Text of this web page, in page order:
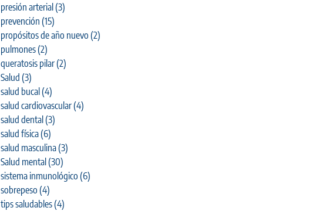
presión arterial(3)
prevención (15)
propósitos de año nuevo (2)
pulmones(2)
queratosis pilar(2)
Salud (3)
salud bucal(4)
salud cardiovascular(4)
salud dental(3)
salud física(6)
salud masculina(3)
Salud mental(30)
sistema inmunológico (6)
sobrepeso (4)
tips saludables(4)